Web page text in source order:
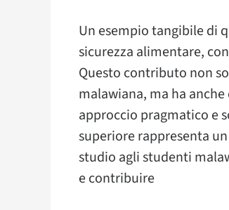
Un esempio tangibile di
sicurezza alimentare,
Questo contributo non
malawiana, ma ha
approccio pragmatico e
superiore rappresenta
studio agli studenti
e contribuire